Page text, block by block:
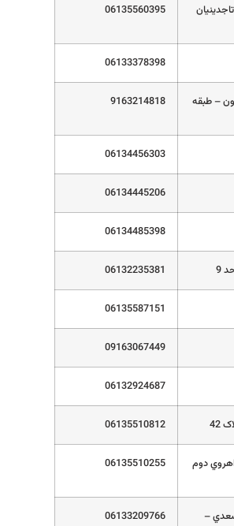
خيابان شهيد تاجدينيان
06135560395
06133378398
– طبقه
9163214818
06134456303
06134445206
06134485398
06132235381
06135587151
09163067449
06132924687
06135510812
– راهروي دوم
06135510255
–
06133209766